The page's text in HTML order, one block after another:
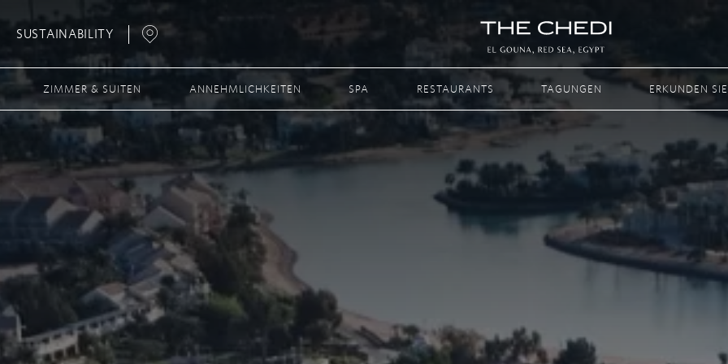
SUSTAINABILITY
Open
Map
Popup
ZIMMER & SUITEN ANNEHMLICHKEITEN SPA RESTAURANTS TAGUNGEN ERKUNDEN